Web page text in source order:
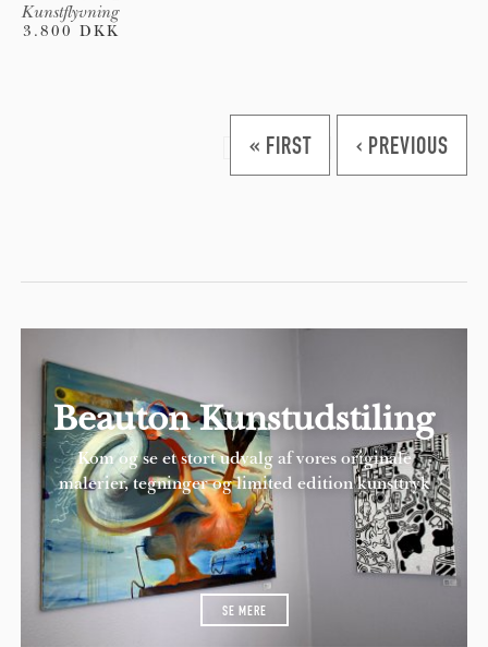
Kunstflyvning
3.800 DKK
« FIRST ‹ PREVIOUS
Beauton Kunstudstiling
Kom og se et stort udvalg af vores originale
malerier, tegninger og limited edition kunsttryk
SE MERE